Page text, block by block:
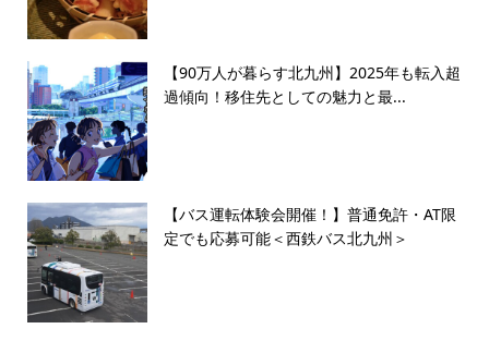
【90万人が暮らす北九州】2025年も転入超
過傾向！移住先としての魅力と最...
【バス運転体験会開催！】普通免許・AT限
定でも応募可能＜西鉄バス北九州＞